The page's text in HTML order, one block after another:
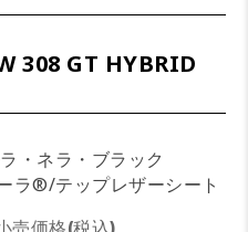
308 GT HYBRID
・ネラ・ブラック
ラ®/テップレザーシート